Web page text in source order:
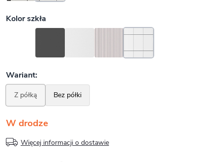
W drodze
Więcej informacji o dostawie